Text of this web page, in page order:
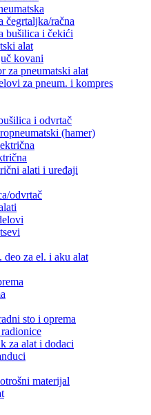
čegrtaljka/račna
bušilica i čekići
alat
kovani
za pneumatski alat
za pneum. i kompres
i odvrtač
(hamer)
alati i uređaji
odvrtač
deo za el. i aku alat
sto i oprema
za alat i dodaci
materijal